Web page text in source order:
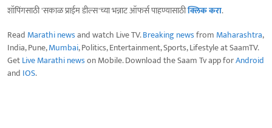
शॉपिंगसाठी 'सकाळ प्राईम डील्स'च्या भन्नाट ऑफर्स पाहण्यासाठीक्लिक करा.
Read Marathi newsand watch Live TV.Breaking newsfrom Maharashtra,
India, Pune,Mumbai, Politics, Entertainment, Sports, Lifestyle at SaamTV.
GetLive Marathi newson Mobile. Download the Saam Tv app forAndroid
and IOS.